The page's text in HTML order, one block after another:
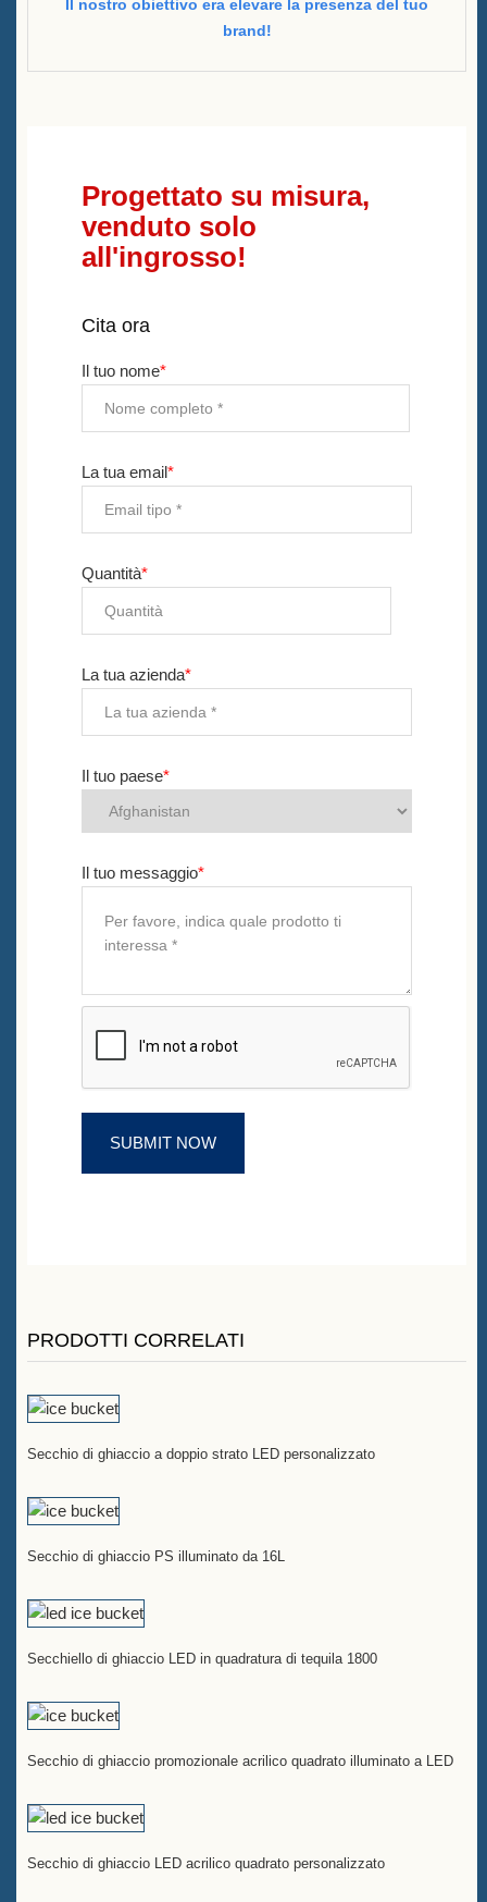
Il nostro obiettivo era elevare la presenza del tuo
brand!
Progettato su misura,
venduto solo
all'ingrosso!
Cita ora
Il tuo nome*
La tua email*
Quantità*
La tua azienda*
Il tuo paese*
Il tuo messaggio*
PRODOTTI CORRELATI
Secchio di ghiaccio a doppio strato LED personalizzato
Secchio di ghiaccio PS illuminato da 16L
Secchiello di ghiaccio LED in quadratura di tequila 1800
Secchio di ghiaccio promozionale acrilico quadrato illuminato a LED
Secchio di ghiaccio LED acrilico quadrato personalizzato